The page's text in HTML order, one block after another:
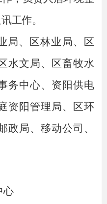
工作。
局、区林业局、区
水文局、区畜牧水
务中心、资阳供电
资阳管理局、区环
政局、移动公司、
心